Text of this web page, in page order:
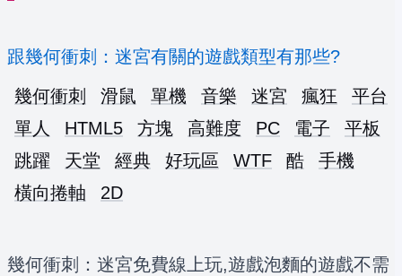
跟幾何衝刺：迷宮有關的遊戲類型有那些?
幾何衝刺
滑鼠 單機 音樂 迷宮 瘋狂
平台
單人
HTML5 方塊 高難度 PC 電子
平板
跳躍
天堂 經典 好玩區 WTF 酷
手機
橫向捲軸
2D
幾何衝刺：迷宮免費線上玩,遊戲泡麵的遊戲不需